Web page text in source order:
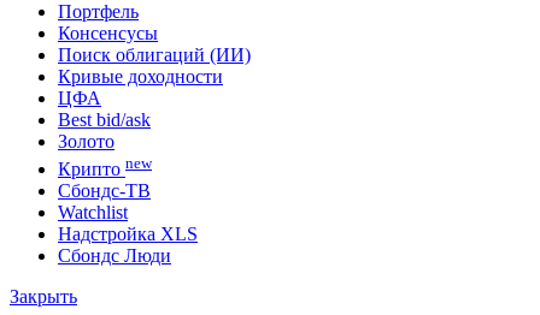
Портфель
Консенсусы
Поиск облигаций (ИИ)
Кривые доходности
ЦФА
Best bid/ask
Золото
Крипто new
Сбондс-ТВ
Watchlist
Надстройка XLS
Сбондс Люди
Закрыть